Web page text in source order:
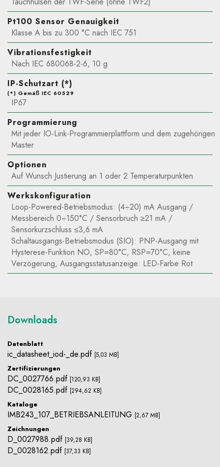
Pt100 Sensor Genauigkeit
Klasse A bis zu 300 °C nach IEC 751
Vibrationsfestigkeit
Nach IEC 680068-2-6, 10 g
IP-Schutzart (*)
(*) Gemäß IEC 60529
IP67
Programmierung
Mit jeder IO-Link-Programmierplattform und dem zugehörigen
Master
Optionen
Auf Wunsch Justierung an 1 oder 2 Temperaturpunkten
Werkskonfiguration
Loop-Powered-Betriebsmodus: (4÷20) mA Ausgang /
Messbereich 0÷150°C / Sensorbruch ≥21 mA /
Sensorkurzschluss ≤3,6 mA
Schaltausgangs-Betriebsmodus (SIO): PNP-Ausgang mit
Hysterese-Funktion NO, SP=80°C, RSP=70°C, keine
Verzögerung, Ausgangsstatusanzeige: LED-Farbe Rot
Downloads
Datenblatt
ic_datasheet_iod-_de.pdf [5,03 MB]
Zertifizierungen
DC_0027766.pdf [120,93 KB]
DC_0028165.pdf [294,62 KB]
Kataloge
IMB243_107_BETRIEBSANLEITUNG [2,67 MB]
Zeichnungen
D_0027988.pdf [39,28 KB]
D_0028162.pdf [37,33 KB]